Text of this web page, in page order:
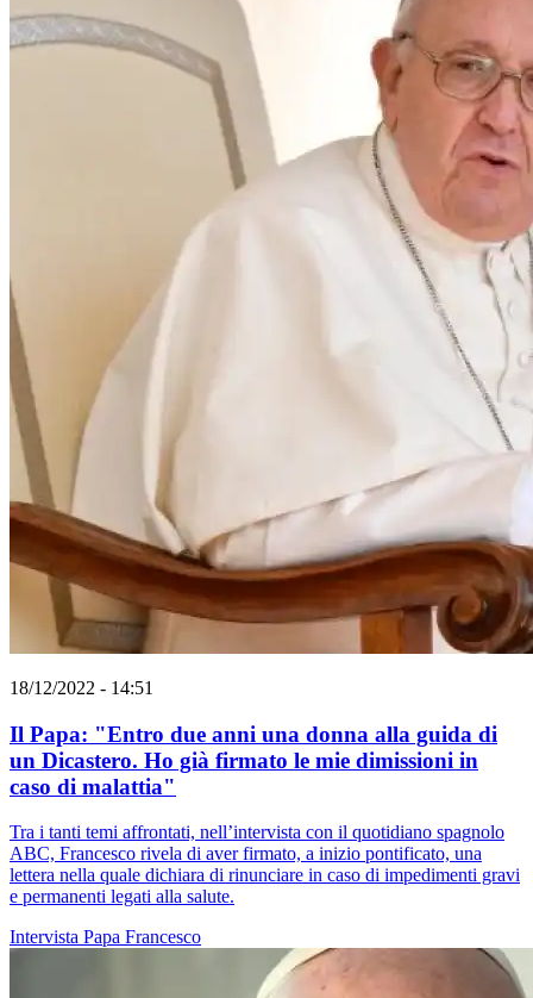
18/12/2022 - 14:51
Il Papa: "Entro due anni una donna alla guida di
un Dicastero. Ho già firmato le mie dimissioni in
caso di malattia"
Tra i tanti temi affrontati, nell’intervista con il quotidiano spagnolo
ABC, Francesco rivela di aver firmato, a inizio pontificato, una
lettera nella quale dichiara di rinunciare in caso di impedimenti gravi
e permanenti legati alla salute.
Intervista Papa Francesco